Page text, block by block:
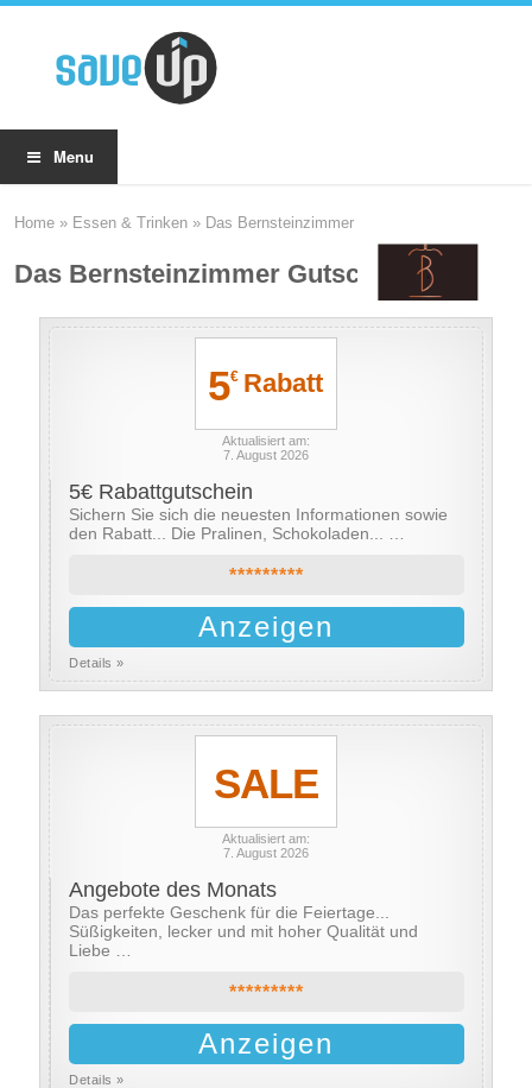
Menu
Home » Essen & Trinken » Das Bernsteinzimmer
Das Bernsteinzimmer Gutscheine
5€Rabatt
Aktualisiert am:
7. August 2026
5€ Rabattgutschein
Sichern Sie sich die neuesten Informationen sowie
den Rabatt... Die Pralinen, Schokoladen... …
*********
Anzeigen
Details »
SALE
Aktualisiert am:
7. August 2026
Angebote des Monats
Das perfekte Geschenk für die Feiertage...
Süßigkeiten, lecker und mit hoher Qualität und
Liebe …
*********
Anzeigen
Details »